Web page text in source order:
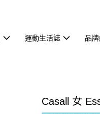
運動生活誌 品
Casall 女